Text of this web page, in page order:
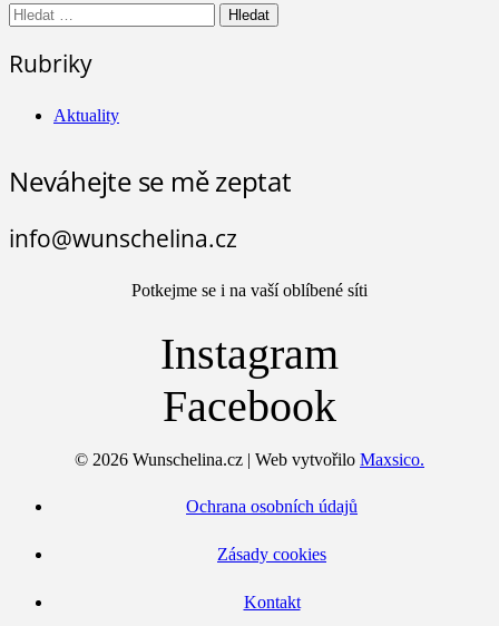
Vyhledávání
Rubriky
Aktuality
Neváhejte se mě zeptat
info@wunschelina.cz
Potkejme se i na vaší oblíbené síti
Instagram
Facebook
© 2026 Wunschelina.cz | Web vytvořilo Maxsico.
Ochrana osobních údajů
Zásady cookies
Kontakt